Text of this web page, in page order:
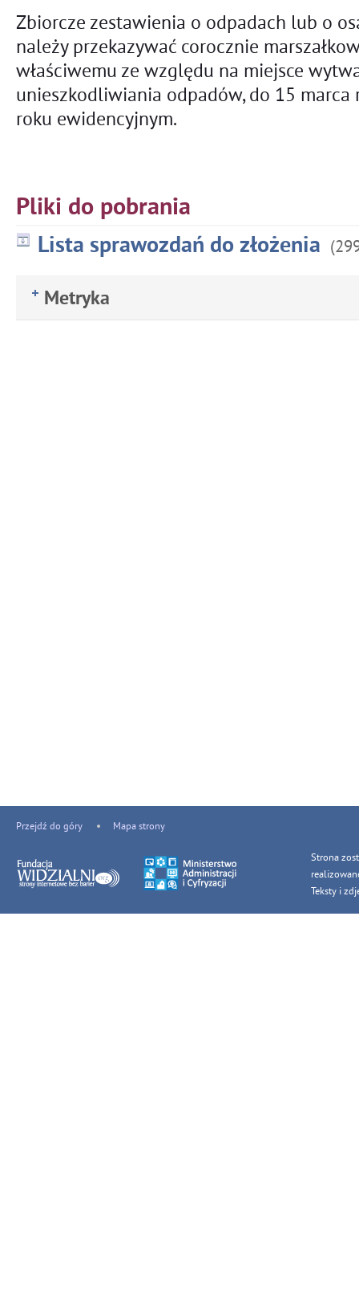
Zbiorcze zestawienia o odpadach lub o
należy przekazywać corocznie
właściwemu ze względu na miejsce
unieszkodliwiania odpadów, do 15 marca
roku ewidencyjnym.
Pliki do pobrania
Lista sprawozdań do złożenia
Metryka
Przejdź do góry Mapa strony
Strona
Teksty i